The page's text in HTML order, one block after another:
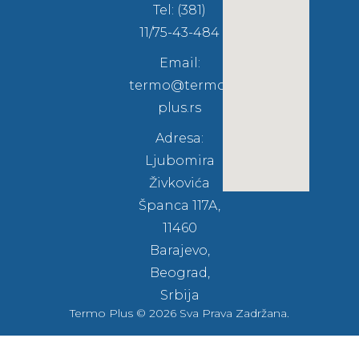
Tel: (381)
11/75-43-484
Email:
termo@termo-
plus.rs
Adresa:
Ljubomira
Živkovića
Španca 117A,
11460
Barajevo,
Beograd,
Srbija
Termo Plus © 2026 Sva Prava Zadržana.